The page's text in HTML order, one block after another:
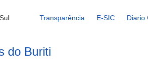
Transparência E-SIC Diario
do Buriti